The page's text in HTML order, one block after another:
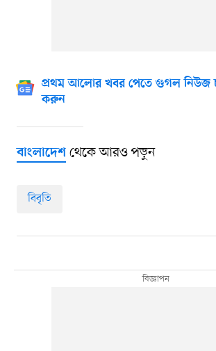
প্রথম আলোর খবর পেতে গুগল নিউজ
করুন
বাংলাদেশথেকে আরও পড়ুন
বিবৃতি